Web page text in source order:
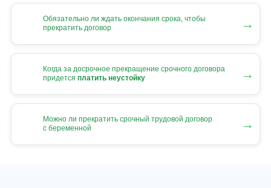
Обязательно ли ждать окончания срока, чтобы
прекратить договор
→
Когда за досрочное прекращение срочного договора
придется платить неустойку →
Можно ли прекратить срочный трудовой договор
с беременной
→